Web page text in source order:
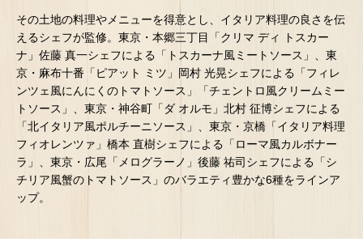
その土地の料理やメニューを得意とし、イタリア料理の良さを伝
えるシェフが監修。東京・本郷三丁目「クリマ ディ トスカー
ナ」佐藤 真一シェフによる「トスカーナ風ミートソース」、東
京・麻布十番「ピアット ミツ」岡村 光晃シェフによる「フィレ
ンツェ風にんにくのトマトソース」「チェントロ風クリームミー
トソース」、東京・神谷町「ダ オルモ」北村 征博シェフによる
「北イタリア風ポルチーニソース」、東京・京橋「イタリア料理
フィオレンツァ」橋本 直樹シェフによる「ローマ風カルボナー
ラ」、東京・広尾「メログラーノ」後藤 祐司シェフによる「シ
チリア風蟹のトマトソース」のバラエティ豊かな6種をラインア
ップ。